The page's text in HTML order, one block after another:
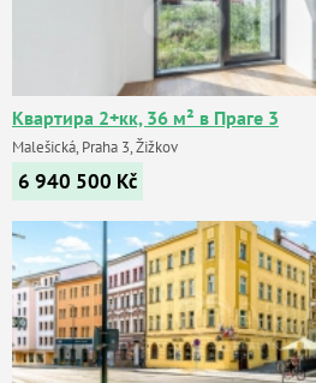
Квартира 2+кк, 36 м² в Праге 3
Malešická, Praha 3, Žižkov
6 940 500 Kč